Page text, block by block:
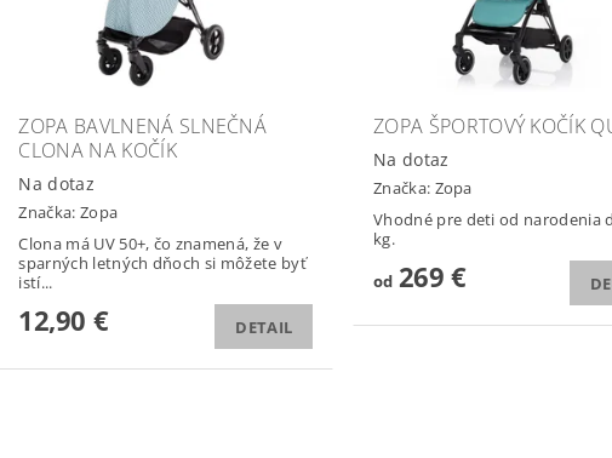
ZOPA BAVLNENÁ SLNEČNÁ
CLONA NA KOČÍK
Na dotaz
Značka: Zopa
Clona má UV 50+, čo znamená, že v
sparných letných dňoch si môžete byť
istí...
12,90 € DETAIL
ZOPA ŠPORTOVÝ KOČÍK
Na dotaz
Značka: Zopa
Vhodné pre deti od narodenia
kg.
od269 €